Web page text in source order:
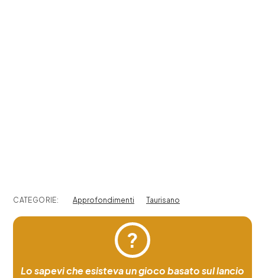
CATEGORIE: Approfondimenti Taurisano
?
Lo sapevi che esisteva un gioco basato sul lancio